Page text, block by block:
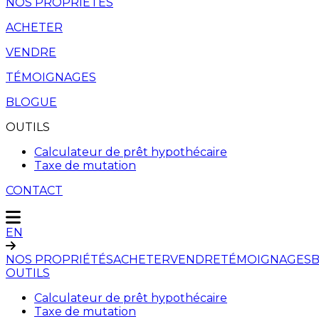
ACHETER
VENDRE
TÉMOIGNAGES
BLOGUE
OUTILS
Calculateur de prêt hypothécaire
Taxe de mutation
CONTACT
EN
NOS PROPRIÉTÉSACHETERVENDRETÉMOIGNAGES
OUTILS
Calculateur de prêt hypothécaire
Taxe de mutation